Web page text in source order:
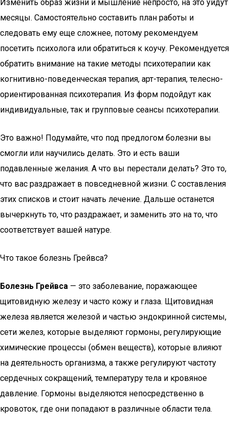
Изменить образ жизни и мышление непросто, на это уйдут
месяцы. Самостоятельно составить план работы и
следовать ему еще сложнее, потому рекомендуем
посетить психолога или обратиться к коучу. Рекомендуется
обратить внимание на такие методы психотерапии как
когнитивно-поведенческая терапия, арт-терапия, телесно-
ориентированная психотерапия. Из форм подойдут как
индивидуальные, так и групповые сеансы психотерапии.
Это важно! Подумайте, что под предлогом болезни вы
смогли или научились делать. Это и есть ваши
подавленные желания. А что вы перестали делать? Это то,
что вас раздражает в повседневной жизни. С составления
этих списков и стоит начать лечение. Дальше останется
вычеркнуть то, что раздражает, и заменить это на то, что
соответствует вашей натуре.
Что такое болезнь Грейвса?
Болезнь Грейвса — это заболевание, поражающее
щитовидную железу и часто кожу и глаза. Щитовидная
железа является железой и частью эндокринной системы,
сети желез, которые выделяют гормоны, регулирующие
химические процессы (обмен веществ), которые влияют
на деятельность организма, а также регулируют частоту
сердечных сокращений, температуру тела и кровяное
давление. Гормоны выделяются непосредственно в
кровоток, где они попадают в различные области тела.